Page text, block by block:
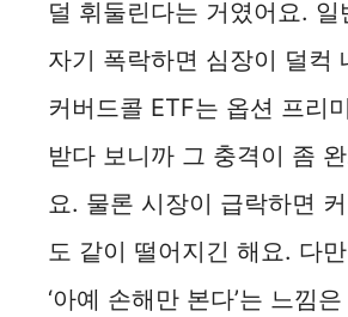
덜 휘둘린다는 거였어요.
자기 폭락하면 심장이 덜컥
커버드콜 ETF는 옵션 프리
받다 보니까 그 충격이 좀
요. 물론 시장이 급락하면
도 같이 떨어지긴 해요. 다
‘아예 손해만 본다’는 느낌